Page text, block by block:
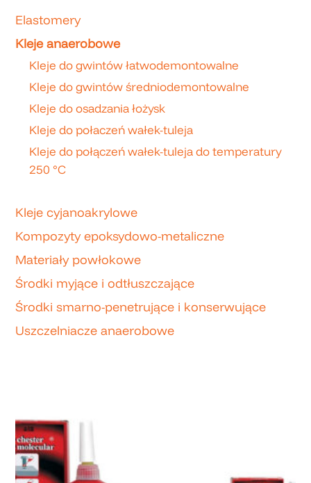
Elastomery
Kleje anaerobowe
Kleje do gwintów łatwodemontowalne
Kleje do gwintów średniodemontowalne
Kleje do osadzania łożysk
Kleje do połaczeń wałek-tuleja
Kleje do połączeń wałek-tuleja do temperatury
250 °C
Kleje cyjanoakrylowe
Kompozyty epoksydowo-metaliczne
Materiały powłokowe
Środki myjące i odtłuszczające
Środki smarno-penetrujące i konserwujące
Uszczelniacze anaerobowe